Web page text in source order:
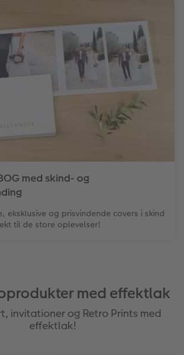
med skind- og
eksklusive og prisvindende covers i skind
til de store oplevelser!
med effektlak
invitationer og Retro Prints med
effektlak!